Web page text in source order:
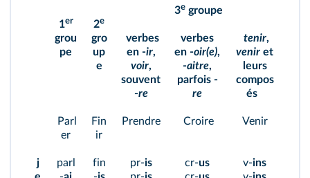
1er
grou
pe
2e
gro
up
e
3egroupe
verbes
en -ir,
voir,
souvent
-re
verbes
en -oir(e),
-aitre,
parfois -
re
tenir,
venir et
leurs
compos
és
Parl
er
Fin
ir
Prendre Croire Venir
j
parl
fin
pr-is
cr-us
v-ins